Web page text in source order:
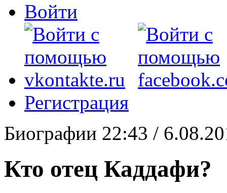
Войти
Регистрация
Биографии 22:43 /
Кто отец Каддафи?